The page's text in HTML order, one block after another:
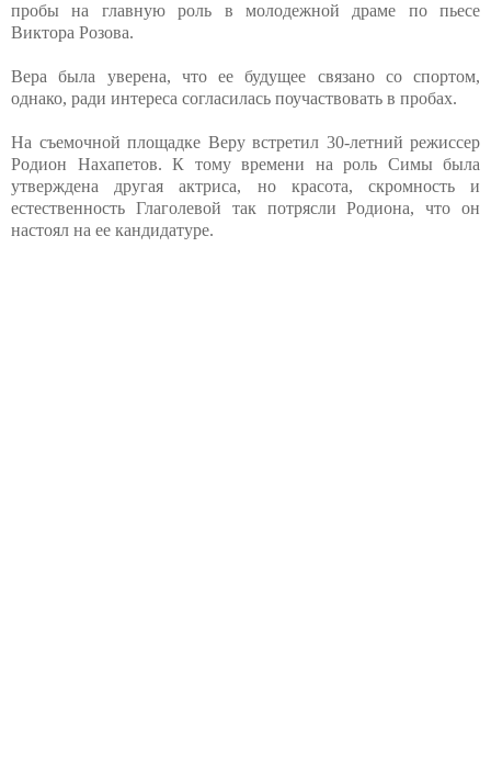
пробы на главную роль в молодежной драме по пьесе
Виктора Розова.
Вера была уверена, что ее будущее связано со спортом,
однако, ради интереса согласилась поучаствовать в пробах.
На съемочной площадке Веру встретил 30-летний режиссер
Родион Нахапетов. К тому времени на роль Симы была
утверждена другая актриса, но красота, скромность и
естественность Глаголевой так потрясли Родиона, что он
настоял на ее кандидатуре.